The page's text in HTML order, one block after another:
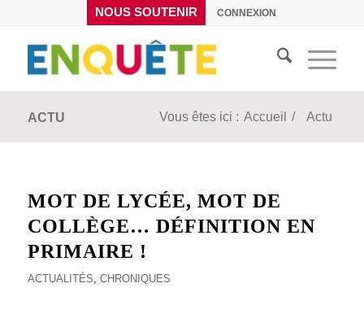
NOUS SOUTENIR CONNEXION
ACTU Vous êtes ici : Accueil / Actu
MOT DE LYCÉE, MOT DE
COLLÈGE… DÉFINITION EN
PRIMAIRE !
ACTUALITÉS, CHRONIQUES